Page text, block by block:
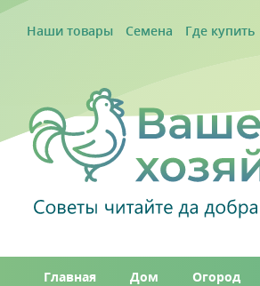
Наши товары Семена Где купить
Главная Дом Огород